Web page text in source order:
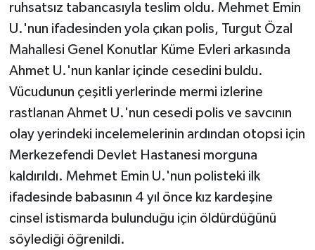
ruhsatsız tabancasıyla teslim oldu. Mehmet Emin
U.'nun ifadesinden yola çıkan polis, Turgut Özal
Mahallesi Genel Konutlar Küme Evleri arkasında
Ahmet U.'nun kanlar içinde cesedini buldu.
Vücudunun çeşitli yerlerinde mermi izlerine
rastlanan Ahmet U.'nun cesedi polis ve savcının
olay yerindeki incelemelerinin ardından otopsi için
Merkezefendi Devlet Hastanesi morguna
kaldırıldı. Mehmet Emin U.'nun polisteki ilk
ifadesinde babasının 4 yıl önce kız kardeşine
cinsel istismarda bulunduğu için öldürdüğünü
söylediği öğrenildi.